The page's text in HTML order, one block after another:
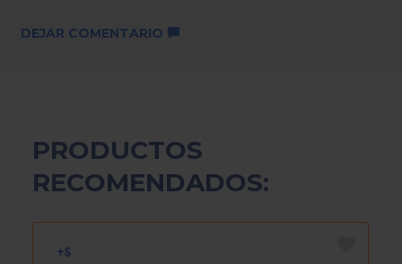
DEJAR COMENTARIO
PRODUCTOS
RECOMENDADOS: